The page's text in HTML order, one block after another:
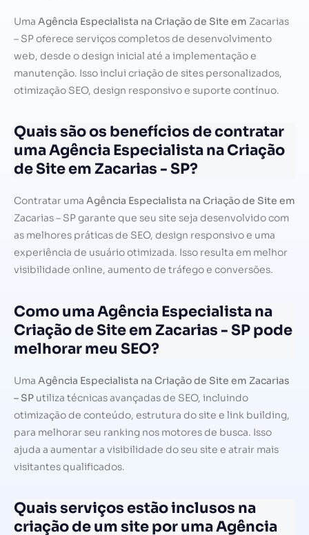
Uma Agência Especialista na Criação de Site em Zacarias
– SP oferece serviços completos de desenvolvimento
web, desde o design inicial até a implementação e
manutenção. Isso inclui criação de sites personalizados,
otimização SEO, design responsivo e suporte contínuo.
Quais são os benefícios de contratar
uma Agência Especialista na Criação
de Site em Zacarias - SP?
Contratar uma Agência Especialista na Criação de Site em
Zacarias – SP garante que seu site seja desenvolvido com
as melhores práticas de SEO, design responsivo e uma
experiência de usuário otimizada. Isso resulta em melhor
visibilidade online, aumento de tráfego e conversões.
Como uma Agência Especialista na
Criação de Site em Zacarias - SP pode
melhorar meu SEO?
Uma Agência Especialista na Criação de Site em Zacarias
– SP utiliza técnicas avançadas de SEO, incluindo
otimização de conteúdo, estrutura do site e link building,
para melhorar seu ranking nos motores de busca. Isso
ajuda a aumentar a visibilidade do seu site e atrair mais
visitantes qualificados.
Quais serviços estão inclusos na
criação de um site por uma Agência